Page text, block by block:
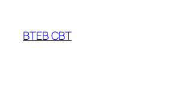
content
BTEB CBT